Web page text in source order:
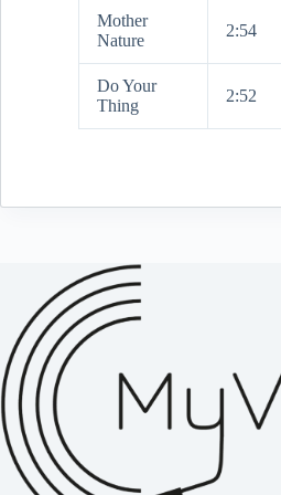
Mother
Nature
2:54
Do Your
Thing
2:52